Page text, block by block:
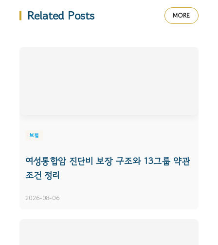
Related Posts MORE
보험
여성통합암 진단비 보장 구조와 13그룹 약관
조건 정리
2026-08-06